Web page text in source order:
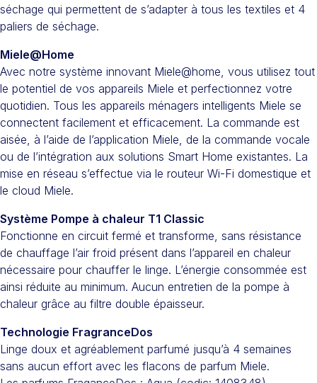
séchage qui permettent de s’adapter à tous les textiles et 4
paliers de séchage.
Miele@Home
Avec notre système innovant Miele@home, vous utilisez tout
le potentiel de vos appareils Miele et perfectionnez votre
quotidien. Tous les appareils ménagers intelligents Miele se
connectent facilement et efficacement. La commande est
aisée, à l’aide de l’application Miele, de la commande vocale
ou de l’intégration aux solutions Smart Home existantes. La
mise en réseau s’effectue via le routeur Wi-Fi domestique et
le cloud Miele.
Système Pompe à chaleur T1 Classic
Fonctionne en circuit fermé et transforme, sans résistance
de chauffage l’air froid présent dans l’appareil en chaleur
nécessaire pour chauffer le linge. L’énergie consommée est
ainsi réduite au minimum. Aucun entretien de la pompe à
chaleur grâce au filtre double épaisseur.
Technologie FragranceDos
Linge doux et agréablement parfumé jusqu’à 4 semaines
sans aucun effort avec les flacons de parfum Miele.